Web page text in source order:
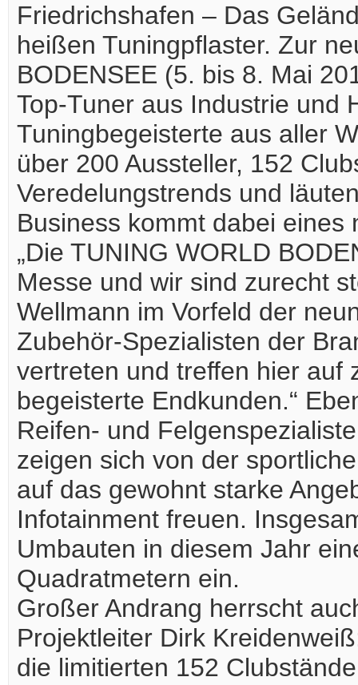
Friedrichshafen – Das
heißen Tuningpflaster. Zur
BODENSEE (5. bis 8. Mai
Top-Tuner aus Industrie und
Tuningbegeisterte aus aller
über 200 Aussteller, 152
Veredelungstrends und
Business kommt dabei
„Die TUNING WORLD
Messe und wir sind zurecht
Wellmann im Vorfeld der
Zubehör-Spezialisten der
vertreten und treffen hier auf
begeisterte Endkunden.“
Reifen- und
zeigen sich von der
auf das gewohnt starke
Infotainment freuen.
Umbauten in diesem Jahr
Quadratmetern ein.
Großer Andrang herrscht
Projektleiter Dirk
die limitierten 152